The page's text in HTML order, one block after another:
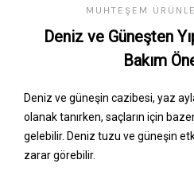
MUHTEŞEM
Deniz ve Güneşten
Bakım
Deniz ve güneşin cazibesi, yaz
olanak tanırken, saçların için
gelebilir. Deniz tuzu ve güneşin
zarar görebilir.